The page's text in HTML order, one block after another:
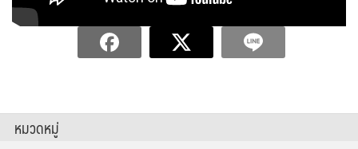
หมวดหมู่